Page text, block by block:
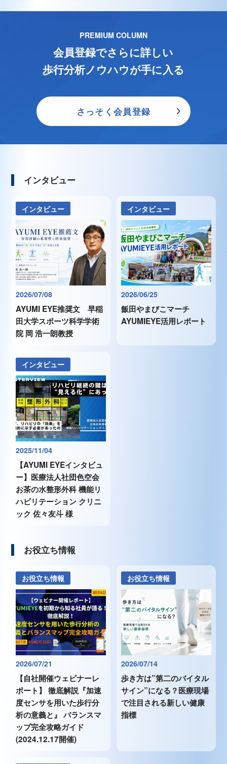
PREMIUM COLUMN
会員登録でさらに詳しい
歩行分析ノウハウが手に入る
さっそく会員登録
インタビュー
インタビュー
2026/07/08
AYUMI EYE推奨文 早稲
田大学スポーツ科学学術
院 岡 浩一朗教授
インタビュー
2026/06/25
飯田やまびこマーチ
AYUMIEYE活用レポート
インタビュー
2025/11/04
【AYUMI EYEインタビュ
ー】医療法人社団色空会
お茶の水整形外科 機能リ
ハビリテーション クリニ
ック 佐々友斗 様
お役立ち情報
お役立ち情報
2026/07/21
【自社開催ウェビナーレ
ポート】 徹底解説『加速
度センサを用いた歩行分
析の意義と』 バランスマ
ップ完全攻略ガイド
(2024.12.17開催)
お役立ち情報
2026/07/14
歩き方は”第二のバイタル
サイン”になる？医療現場
で注目される新しい健康
指標